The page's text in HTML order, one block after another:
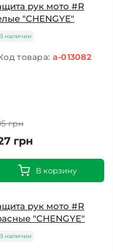
рук мото #R
"CHENGYE"
В наличии
товара: a-013082
грн
грн
В корзину
рук мото #R
"CHENGYE"
В наличии